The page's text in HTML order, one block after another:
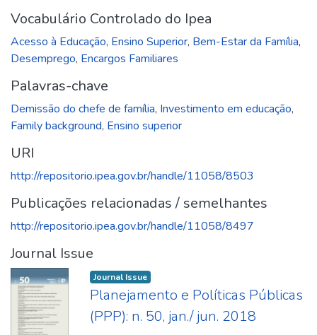
Vocabulário Controlado do Ipea
Acesso à Educação, Ensino Superior, Bem-Estar da Família,
Desemprego, Encargos Familiares
Palavras-chave
Demissão do chefe de família, Investimento em educação,
Family background, Ensino superior
URI
http://repositorio.ipea.gov.br/handle/11058/8503
Publicações relacionadas / semelhantes
http://repositorio.ipea.gov.br/handle/11058/8497
Journal Issue
Journal Issue
Planejamento e Políticas Públicas
(PPP): n. 50, jan./ jun. 2018